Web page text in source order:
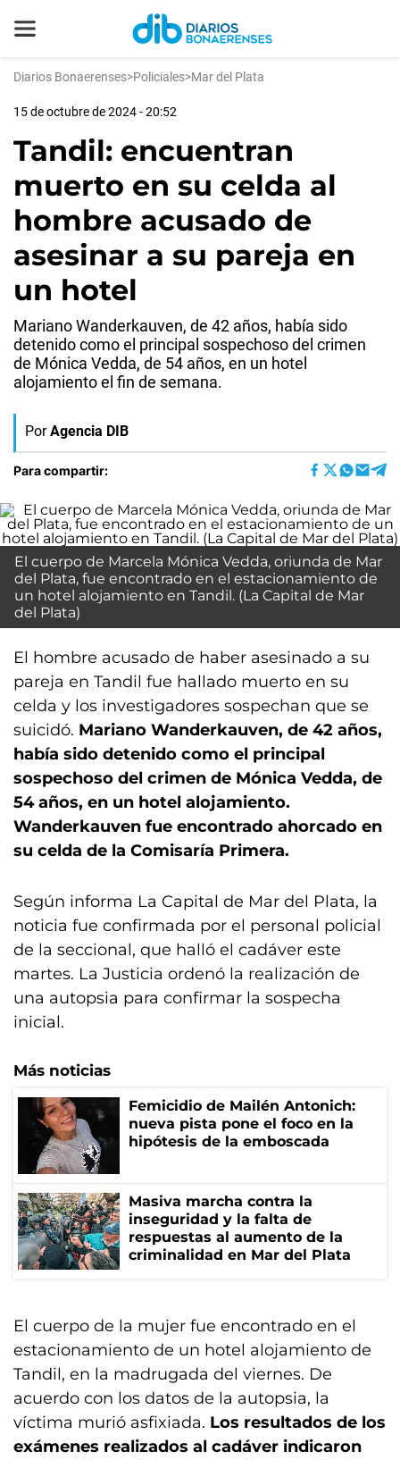
Diarios Bonaerenses>Policiales>Mar del Plata
15 de octubre de 2024 - 20:52
Tandil: encuentran
muerto en su celda al
hombre acusado de
asesinar a su pareja en
un hotel
Mariano Wanderkauven, de 42 años, había sido
detenido como el principal sospechoso del crimen
de Mónica Vedda, de 54 años, en un hotel
alojamiento el fin de semana.
Por Agencia DIB
Para compartir:
El cuerpo de Marcela Mónica Vedda, oriunda de Mar
del Plata, fue encontrado en el estacionamiento de
un hotel alojamiento en Tandil. (La Capital de Mar
del Plata)
El hombre acusado de haber asesinado a su
pareja en Tandil fue hallado muerto en su
celda y los investigadores sospechan que se
suicidó. Mariano Wanderkauven, de 42 años,
había sido detenido como el principal
sospechoso del crimen de Mónica Vedda, de
54 años, en un hotel alojamiento.
Wanderkauven fue encontrado ahorcado en
su celda de la Comisaría Primera.
Según informa La Capital de Mar del Plata, la
noticia fue confirmada por el personal policial
de la seccional, que halló el cadáver este
martes. La Justicia ordenó la realización de
una autopsia para confirmar la sospecha
inicial.
Más noticias
Femicidio de Mailén Antonich:
nueva pista pone el foco en la
hipótesis de la emboscada
Masiva marcha contra la
inseguridad y la falta de
respuestas al aumento de la
criminalidad en Mar del Plata
El cuerpo de la mujer fue encontrado en el
estacionamiento de un hotel alojamiento de
Tandil, en la madrugada del viernes. De
acuerdo con los datos de la autopsia, la
víctima murió asfixiada. Los resultados de los
exámenes realizados al cadáver indicaron